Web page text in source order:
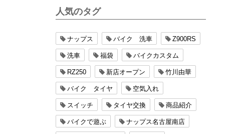
人気のタグ
ナップス バイク 洗車 Z900RS
洗車 福袋 バイクカスタム
RZ250 新店オープン 竹川由華
バイク タイヤ 空気入れ
スイッチ タイヤ交換 商品紹介
バイクで遊ぶ ナップス名古屋南店